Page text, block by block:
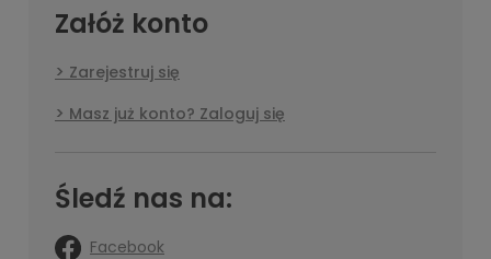
Załóż konto
Zarejestruj się
Masz już konto? Zaloguj się
Śledź nas na:
Facebook